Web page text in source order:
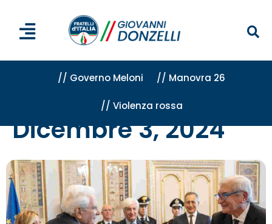
// Governo Meloni // Manovra 26
// Violenza rossa
Archivi per 3 Dicembre 2024
Dicembre 3, 2024